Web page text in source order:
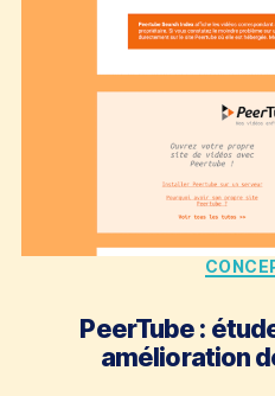
PeerTube :
amélioration